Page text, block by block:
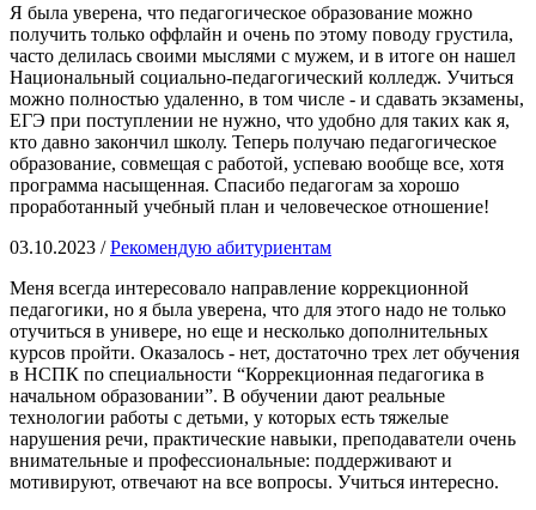
Я была уверена, что педагогическое образование можно
получить только оффлайн и очень по этому поводу грустила,
часто делилась своими мыслями с мужем, и в итоге он нашел
Национальный социально-педагогический колледж. Учиться
можно полностью удаленно, в том числе - и сдавать экзамены,
ЕГЭ при поступлении не нужно, что удобно для таких как я,
кто давно закончил школу. Теперь получаю педагогическое
образование, совмещая с работой, успеваю вообще все, хотя
программа насыщенная. Спасибо педагогам за хорошо
проработанный учебный план и человеческое отношение!
03.10.2023 /Рекомендую абитуриентам
Меня всегда интересовало направление коррекционной
педагогики, но я была уверена, что для этого надо не только
отучиться в универе, но еще и несколько дополнительных
курсов пройти. Оказалось - нет, достаточно трех лет обучения
в НСПК по специальности “Коррекционная педагогика в
начальном образовании”. В обучении дают реальные
технологии работы с детьми, у которых есть тяжелые
нарушения речи, практические навыки, преподаватели очень
внимательные и профессиональные: поддерживают и
мотивируют, отвечают на все вопросы. Учиться интересно.